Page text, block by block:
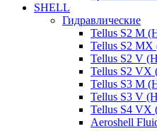
SHELL
Гидравлические
Tellus S2 M
Tellus S2 MХ
Tellus S2 V
Tellus S2 VX
Tellus S3 M
Tellus S3 V
Tellus S4 VX
Aeroshell